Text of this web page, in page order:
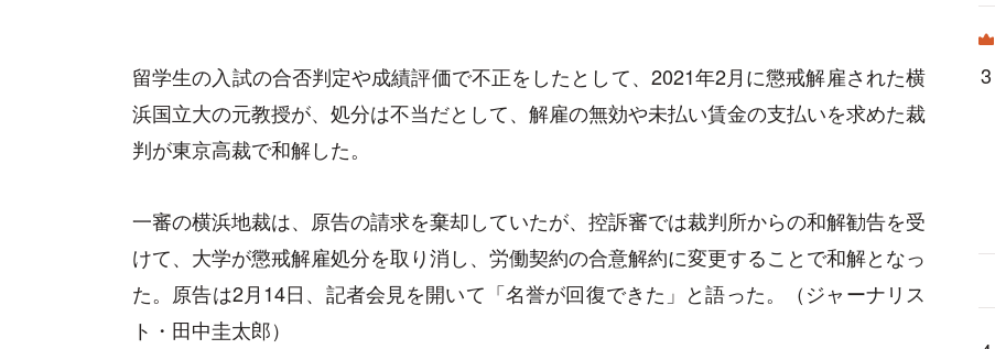
留学生の入試の合否判定や成績評価で不正をしたとして、2021年2月に懲戒解雇された横
浜国立大の元教授が、処分は不当だとして、解雇の無効や未払い賃金の支払いを求めた裁
判が東京高裁で和解した。
一審の横浜地裁は、原告の請求を棄却していたが、控訴審では裁判所からの和解勧告を受
けて、大学が懲戒解雇処分を取り消し、労働契約の合意解約に変更することで和解となっ
た。原告は2月14日、記者会見を開いて「名誉が回復できた」と語った。（ジャーナリス
ト・田中圭太郎）